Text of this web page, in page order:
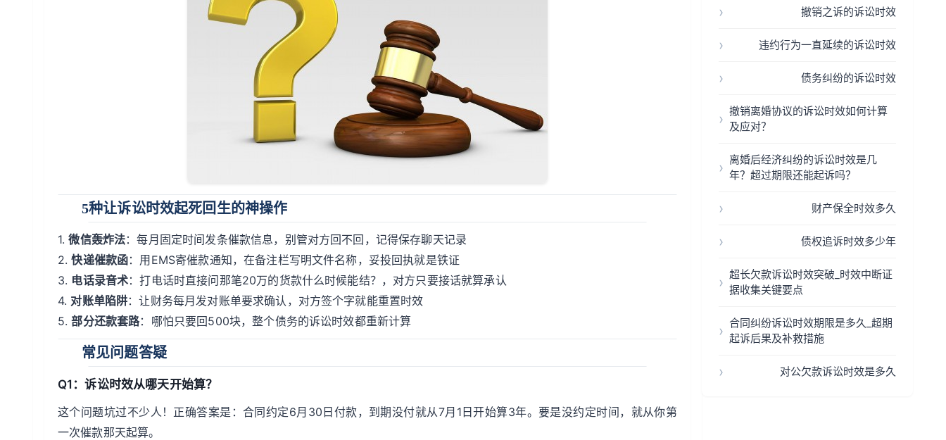
5种让诉讼时效起死回生的神操作
1.微信轰炸法：每月固定时间发条催款信息，别管对方回不回，记得保存聊天记录
2.快递催款函：用EMS寄催款通知，在备注栏写明文件名称，妥投回执就是铁证
3. 电话录音术：打电话时直接问那笔20万的货款什么时候能结？，对方只要接话就算承认
4. 对账单陷阱：让财务每月发对账单要求确认，对方签个字就能重置时效
5.部分还款套路：哪怕只要回500块，整个债务的诉讼时效都重新计算
常见问题答疑
Q1：诉讼时效从哪天开始算？
这个问题坑过不少人！正确答案是：合同约定6月30日付款，到期没付就从7月1日开始算3年。要是没约定时间，就从你第
一次催款那天起算。
撤销之诉的诉讼时效
违约行为一直延续的诉讼时效
债务纠纷的诉讼时效
撤销离婚协议的诉讼时效如何计算
及应对？
离婚后经济纠纷的诉讼时效是几
年？超过期限还能起诉吗？
财产保全时效多久
债权追诉时效多少年
超长欠款诉讼时效突破_时效中断证
据收集关键要点
合同纠纷诉讼时效期限是多久_超期
起诉后果及补救措施
对公欠款诉讼时效是多久